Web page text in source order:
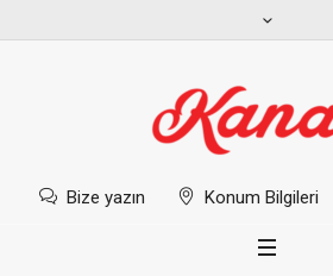
Bize yazın Konum Bilgileri